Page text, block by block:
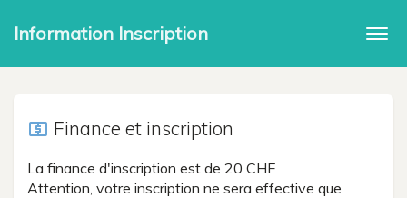
Information Inscription
local_atm Finance et inscription
La finance d'inscription est de 20 CHF
Attention, votre inscription ne sera effective que